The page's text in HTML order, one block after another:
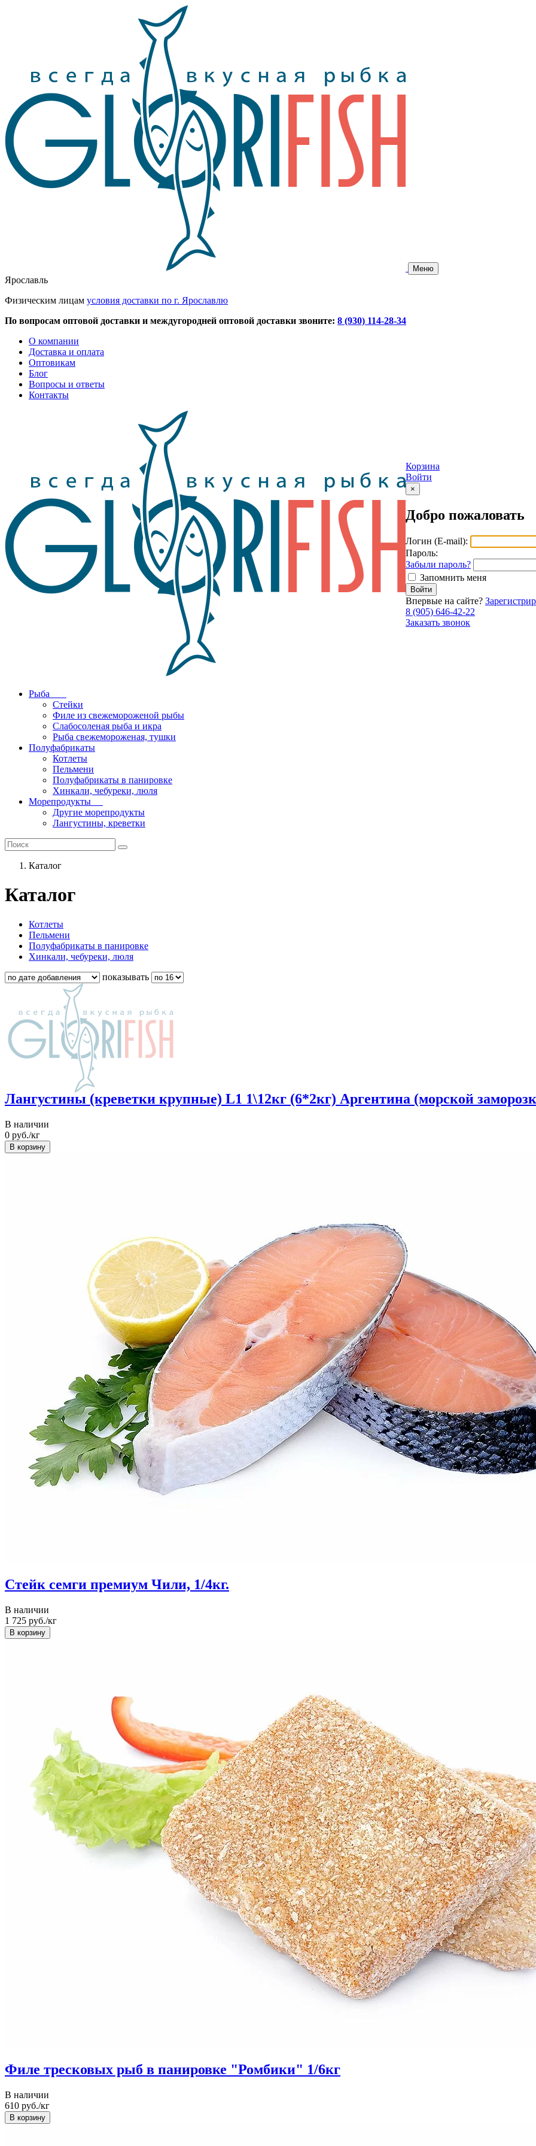
Меню
Ярославль
Физическим лицам условия доставки по г. Ярославлю
По вопросам оптовой доставки и междугородней оптовой доставки звоните: 8 (930) 114-28-34
О компании
Доставка и оплата
Оптовикам
Блог
Вопросы и ответы
Контакты
Корзина
Войти
×
Добро пожаловать
Логин (E-mail):
Пароль:
Забыли пароль?
Запомнить меня
Впервые на сайте?
8 (905) 646-42-22
Заказать звонок
Рыба
Стейки
Филе из свежемороженой рыбы
Слабосоленая рыба и икра
Рыба свежемороженая, тушки
Полуфабрикаты
Котлеты
Пельмени
Полуфабрикаты в панировке
Хинкали, чебуреки, люля
Морепродукты
Другие морепродукты
Лангустины, креветки
Каталог
Каталог
Котлеты
Пельмени
Полуфабрикаты в панировке
Хинкали, чебуреки, люля
показывать
Лангустины (креветки крупные) L1 1\12кг (6*2кг) Аргентина (морской
В наличии
0 руб./кг
Стейк семги премиум Чили, 1/4кг.
В наличии
1 725 руб./кг
Филе тресковых рыб в панировке "Ромбики" 1/6кг
В наличии
610 руб./кг